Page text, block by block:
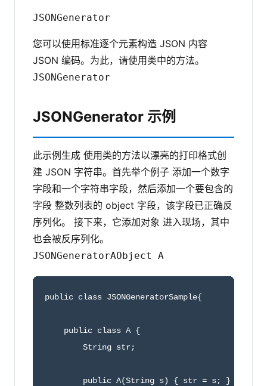
JSONGenerator
您可以使用标准逐个元素构造 JSON 内容
JSON 编码。为此，请使用类中的方法。
JSONGenerator
JSONGenerator 示例
此示例生成 使用类的方法以漂亮的打印格式创
建 JSON 字符串。首先举个例子 添加一个数字
字段和一个字符串字段，然后添加一个要包含的
字段 整数列表的 object 字段，该字段已正确反
序列化。 接下来，它添加对象 进入现场，其中
也会被反序列化。
JSONGeneratorAObject A
public class JSONGeneratorSample{
    public class A {
        String str;
        public A(String s) { str = s; }